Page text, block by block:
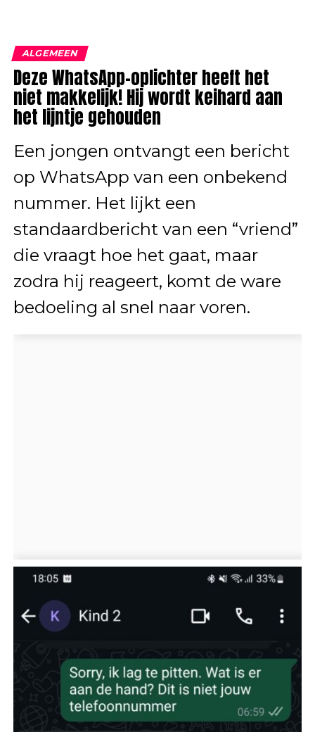
ALGEMEEN
Deze WhatsApp-oplichter heeft het
niet makkelijk! Hij wordt keihard aan
het lijntje gehouden
Een jongen ontvangt een bericht
op WhatsApp van een onbekend
nummer. Het lijkt een
standaardbericht van een “vriend”
die vraagt hoe het gaat, maar
zodra hij reageert, komt de ware
bedoeling al snel naar voren.